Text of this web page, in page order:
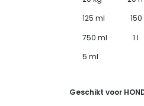
125 ml
750 ml
1 l
5 ml
Geschikt voor